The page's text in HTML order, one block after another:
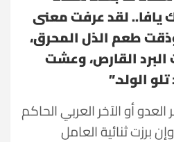
يافا.. لقد عرفت معنى
طعم الذل المحرق،
القارص، وعشت
الولد.”
العدو أو الآخر العربي الحاكم
برزت ثنائية العامل